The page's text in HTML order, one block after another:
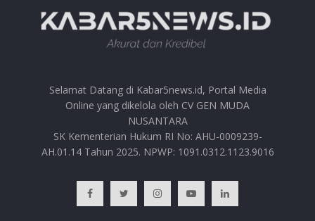
Selamat Datang di Kabar5news.id, Portal Media
Online yang dikelola oleh CV GEN MUDA
NUSANTARA
SK Kementerian Hukum RI No: AHU-0009239-
AH.01.14 Tahun 2025. NPWP: 1091.0312.1123.9016